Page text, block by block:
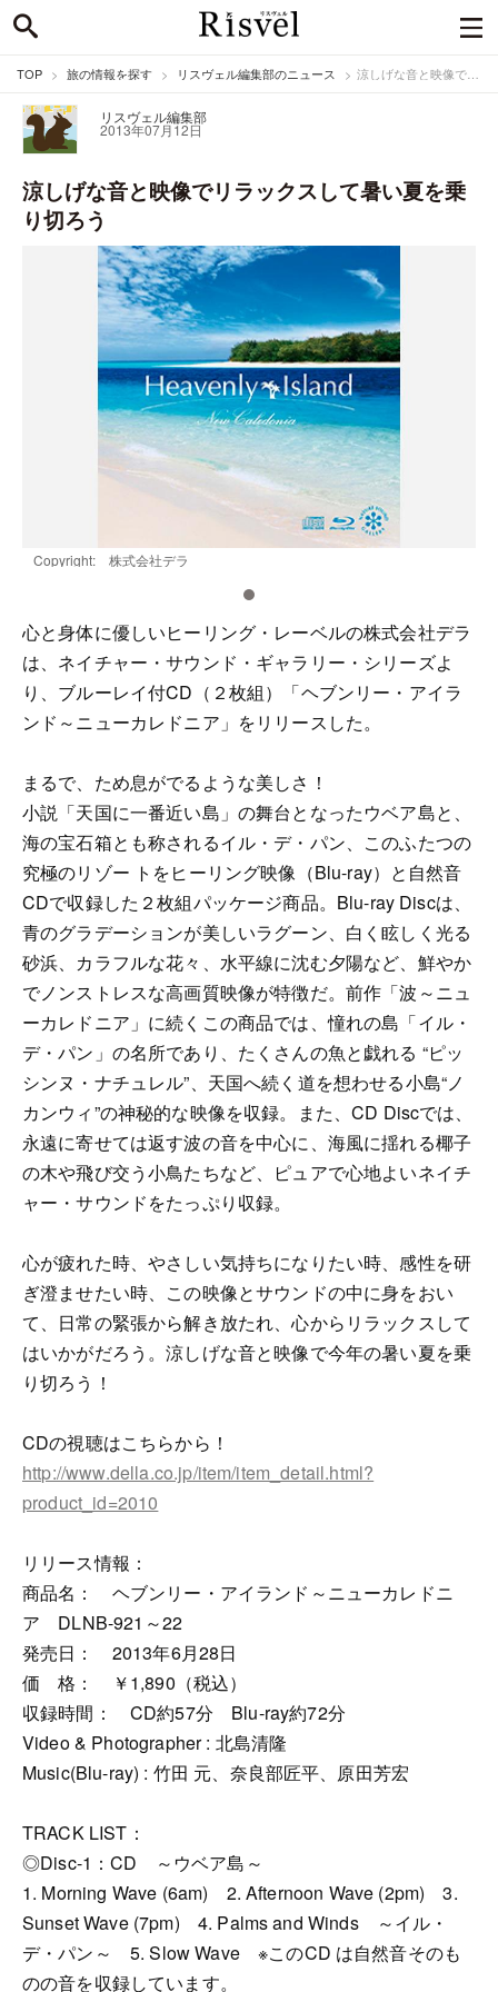
TOP 旅の情報を探す リスヴェル編集部のニュース 涼しげな音と映像でリラックスして暑い夏を乗り切ろう
リスヴェル編集部
2013年07月12日
涼しげな音と映像でリラックスして暑い夏を乗
り切ろう
Copyright: 株式会社デラ
心と身体に優しいヒーリング・レーベルの株式会社デラ
は、ネイチャー・サウンド・ギャラリー・シリーズよ
り、ブルーレイ付CD（２枚組）「ヘブンリー・アイラ
ンド～ニューカレドニア」をリリースした。
まるで、ため息がでるような美しさ！
小説「天国に一番近い島」の舞台となったウベア島と、
海の宝石箱とも称されるイル・デ・パン、このふたつの
究極のリゾー トをヒーリング映像（Blu-ray）と自然音
CDで収録した２枚組パッケージ商品。Blu-ray Discは、
青のグラデーションが美しいラグーン、白く眩しく光る
砂浜、カラフルな花々、水平線に沈む夕陽など、鮮やか
でノンストレスな高画質映像が特徴だ。前作「波～ニュ
ーカレドニア」に続くこの商品では、憧れの島「イル・
デ・パン」の名所であり、たくさんの魚と戯れる “ピッ
シンヌ・ナチュレル”、天国へ続く道を想わせる小島“ノ
カンウィ”の神秘的な映像を収録。また、CD Discでは、
永遠に寄せては返す波の音を中心に、海風に揺れる椰子
の木や飛び交う小鳥たちなど、ピュアで心地よいネイチ
ャー・サウンドをたっぷり収録。
心が疲れた時、やさしい気持ちになりたい時、感性を研
ぎ澄ませたい時、この映像とサウンドの中に身をおい
て、日常の緊張から解き放たれ、心からリラックスして
はいかがだろう。涼しげな音と映像で今年の暑い夏を乗
り切ろう！
CDの視聴はこちらから！
http://www.della.co.jp/item/item_detail.html?
product_id=2010
リリース情報：
商品名： ヘブンリー・アイランド～ニューカレドニ
ア DLNB-921～22
発売日： 2013年6月28日
価 格： ￥1,890（税込）
収録時間： CD約57分 Blu-ray約72分
Video & Photographer : 北島清隆
Music(Blu-ray) : 竹田 元、奈良部匠平、原田芳宏
TRACK LIST：
◎Disc-1：CD ～ウベア島～
1. Morning Wave (6am) 2. Afternoon Wave (2pm) 3.
Sunset Wave (7pm) 4. Palms and Winds ～イル・
デ・パン～ 5. Slow Wave ※このCD は自然音そのも
のの音を収録しています。